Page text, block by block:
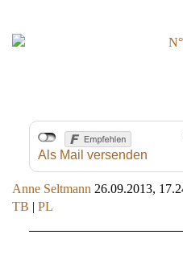
Als Mail versenden
Anne Seltmann 26.09.2013,
TB | PL